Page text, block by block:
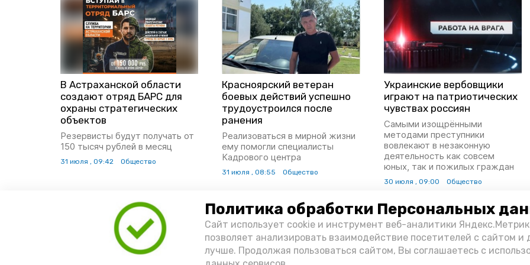
Политика обработки Персональных
Сайт использует cookie и инструмент веб-аналитики
позволяет анализировать взаимодействие посетителей с сайтом и
лучше. Продолжая пользоваться сайтом, Вы соглашаетесь с
В Астраханской области
создают отряд БАРС для
охраны стратегических
объектов
Резервисты будут получать от
150 тысяч рублей в месяц
31 июля , 09:42 Общество
Красноярский ветеран
боевых действий успешно
трудоустроился после
ранения
Реализоваться в мирной жизни
ему помогли специалисты
Кадрового центра
31 июля , 08:55 Общество
Украинские вербовщики
играют на патриотических
чувствах россиян
Самыми изощрёнными
методами преступники
вовлекают в незаконную
деятельность как совсем
юных, так и пожилых граждан
30 июля , 09:00 Общество